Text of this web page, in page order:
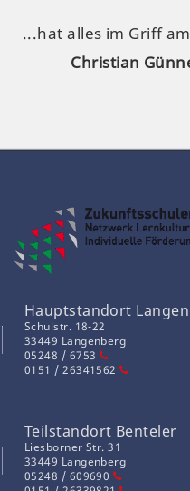
...hat alles im Griff
Christian
Hauptstandort
Schulstr. 18-22
33449 Langenberg
05248 / 6753
0151 / 26341562
Teilstandort Benteler
Liesborner Str. 31
33449 Langenberg
05248 / 609690